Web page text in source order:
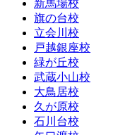
新馬場校
旗の台校
立会川校
戸越銀座校
緑が丘校
武蔵小山校
大鳥居校
久が原校
石川台校